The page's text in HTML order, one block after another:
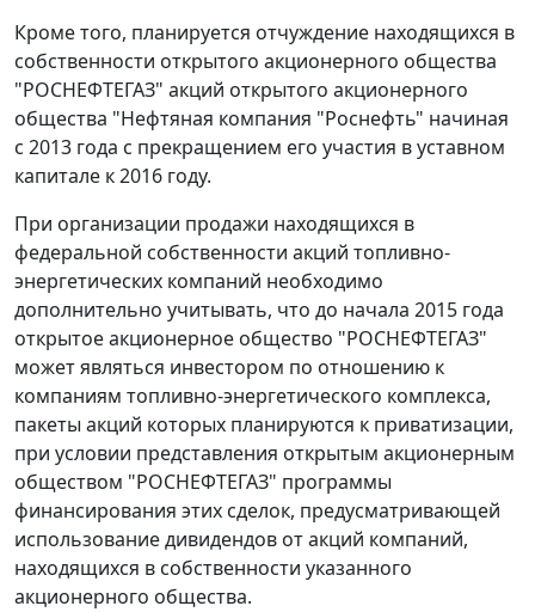
Кроме того, планируется отчуждение находящихся в
собственности открытого акционерного общества
"РОСНЕФТЕГАЗ" акций открытого акционерного
общества "Нефтяная компания "Роснефть" начиная
с 2013 года с прекращением его участия в уставном
капитале к 2016 году.
При организации продажи находящихся в
федеральной собственности акций топливно-
энергетических компаний необходимо
дополнительно учитывать, что до начала 2015 года
открытое акционерное общество "РОСНЕФТЕГАЗ"
может являться инвестором по отношению к
компаниям топливно-энергетического комплекса,
пакеты акций которых планируются к приватизации,
при условии представления открытым акционерным
обществом "РОСНЕФТЕГАЗ" программы
финансирования этих сделок, предусматривающей
использование дивидендов от акций компаний,
находящихся в собственности указанного
акционерного общества.